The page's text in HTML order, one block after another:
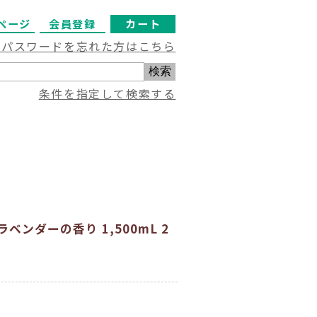
カート
会員登録
ージ
スワードを忘れた方はこちら
条件を指定して検索する
ベンダーの香り 1,500mL 2